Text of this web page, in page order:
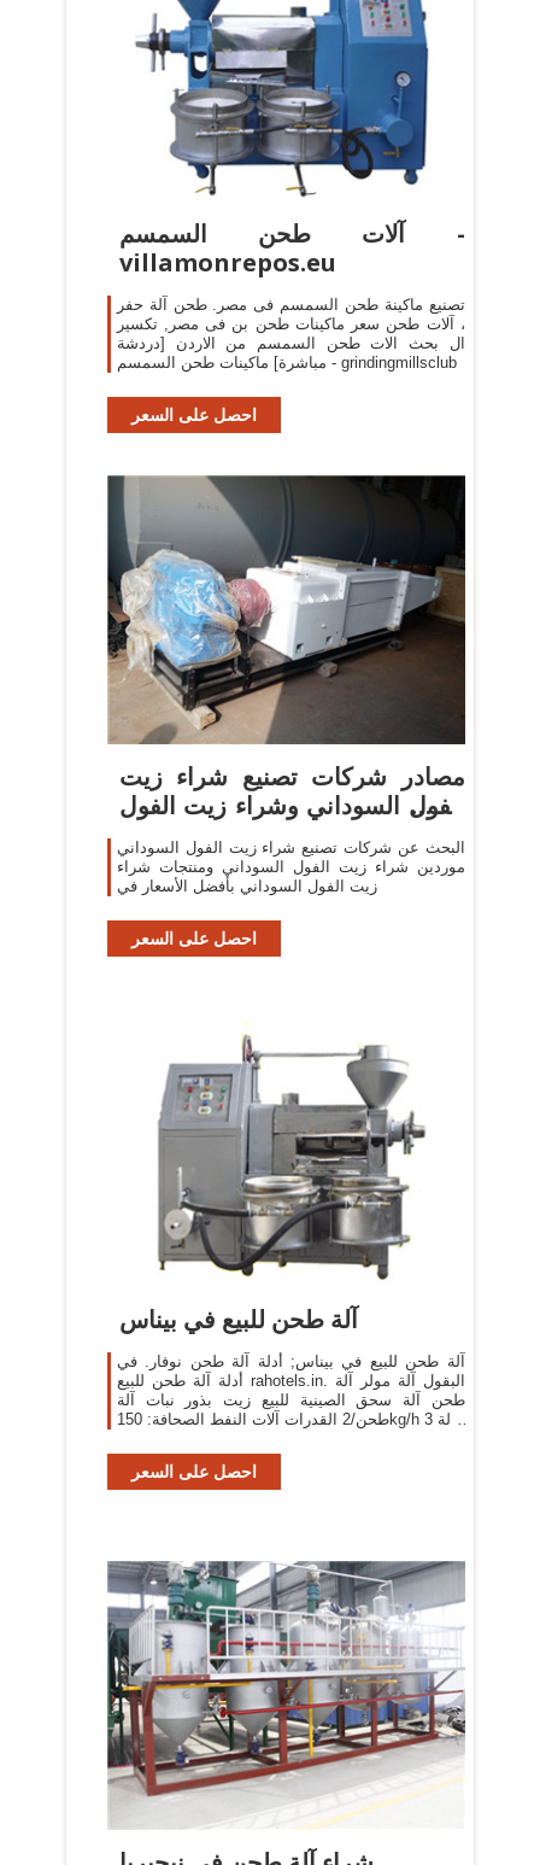
آلات طحن السمسم -
villamonrepos.eu
تصنيع ماكينة طحن السمسم فى مصر. طحن آلة حفر
، آلات طحن سعر ماكينات طحن بن فى مصر, تكسير
ال بحث الات طحن السمسم من الاردن [دردشة
مباشرة] ماكينات طحن السمسم - grindingmillsclub
احصل على السعر
مصادر شركات تصنيع شراء زيت
الفول السوداني وشراء زيت الفول
السوداني في
البحث عن شركات تصنيع شراء زيت الفول السوداني
موردين شراء زيت الفول السوداني ومنتجات شراء
زيت الفول السوداني بأفضل الأسعار في
احصل على السعر
آلة طحن للبيع في بيناس
آلة طحن للبيع في بيناس; أدلة آلة طحن نوفار. في
أدلة آلة طحن للبيع rahotels.in. البقول آلة مولر آلة
طحن آلة سحق الصينية للبيع زيت بذور نبات آلة
طحن/2 القدرات آلات النفط الصحافة: 150kg/h 3 حالة
احصل على السعر